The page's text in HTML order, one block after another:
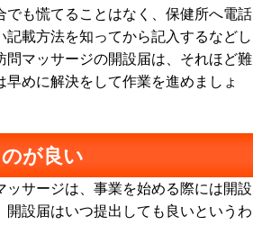
も慌てることはなく、保健所へ電話
載方法を知ってから記入するなどし
問マッサージの開設届は、それほど難
めに解決をして作業を進めましょ
が良い
サージは、事業を始める際には開設
設届はいつ提出しても良いというわ